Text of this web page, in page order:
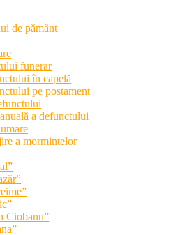
de pământ
funerar
în capelă
pe postament
a defunctului
a mormintelor
Ciobanu”